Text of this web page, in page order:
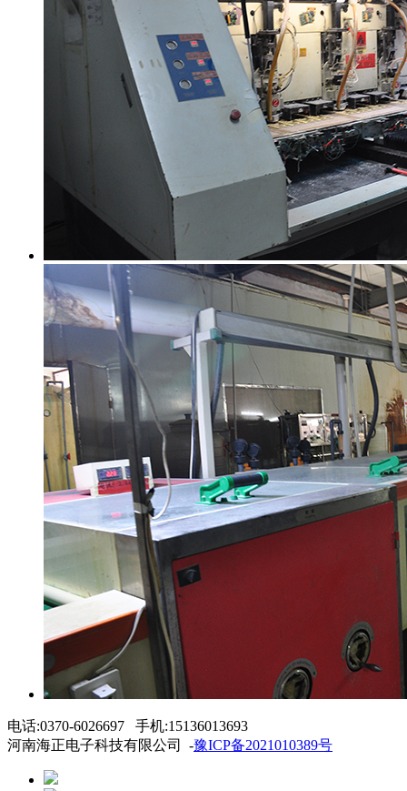
电话:0370-6026697 手机:15136013693
河南海正电子科技有限公司 -豫ICP备2021010389号